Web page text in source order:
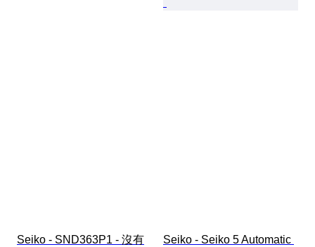
Seiko - SND363P1 - 沒有
Seiko - Seiko 5 Automatic